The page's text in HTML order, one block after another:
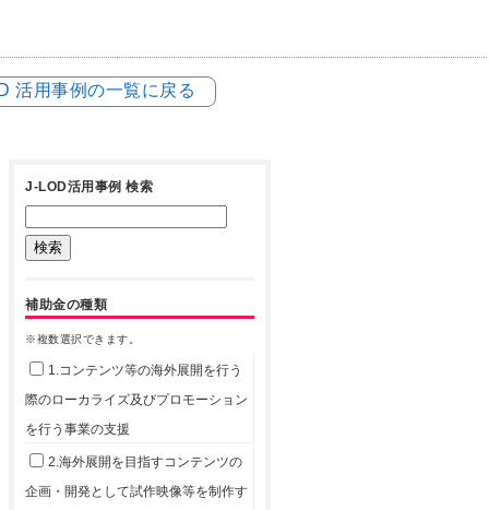
活用事例の一覧に戻る
J-LOD活用事例 検索
補助金の種類
※複数選択できます。
1.コンテンツ等の海外展開を行う
際のローカライズ及びプロモーション
を行う事業の支援
2.海外展開を目指すコンテンツの
企画・開発として試作映像等を制作す